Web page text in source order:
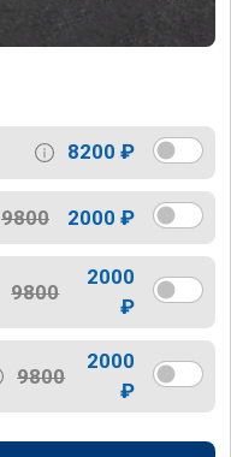
8200 ₽
9800 2000 ₽
9800
2000
₽
9800
2000
₽